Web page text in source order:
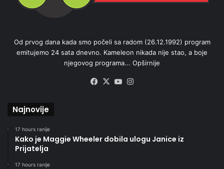
Od prvog dana kada smo počeli sa radom (26.12.1992) program
emitujemo 24 sata dnevno. Kameleon nikada nije stao, a boje
njegovog programa... Opširnije
Facebook
X YouTube
Najnovije
17 hours ranije
Kako je Maggie Wheeler dobila ulogu Janice iz
Prijatelja
17 hours ranije